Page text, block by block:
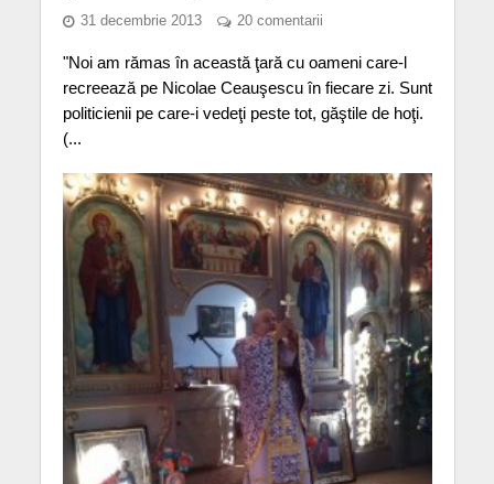
31 decembrie 2013 20 comentarii
"Noi am rămas în această ţară cu oameni care-l
recreează pe Nicolae Ceauşescu în fiecare zi. Sunt
politicienii pe care-i vedeţi peste tot, găştile de hoţi.
(...